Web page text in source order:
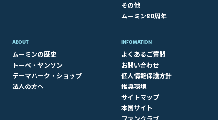
その他
ムーミン80周年
ABOUT​
ムーミンの歴史
トーベ・ヤンソン
テーマパーク・ショップ
法人の方へ
INFOMATION
よくあるご質問
お問い合わせ
個人情報保護方針
推奨環境
サイトマップ
本国サイト